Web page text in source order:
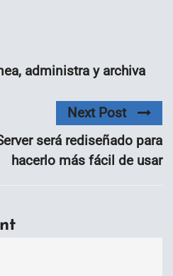
administra y archiva
Next Post
será rediseñado para
hacerlo más fácil de usar